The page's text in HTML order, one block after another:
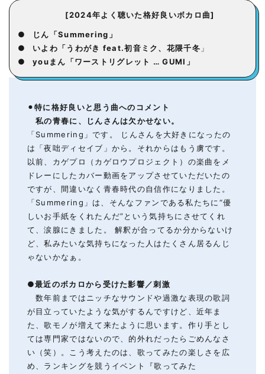
[2024年よく聴いた格好良いボカロ曲]
●
じん「Summering」
●
いよわ「うわがき feat.初音ミク、花隈千冬 」
●
youまん「ワーストリグレット … GUMI」
⚫︎特に格好良いと思う 曲へのコメント
私の青春に、じんさんは欠かせない。
「Summering」です。 じんさんを大好きになったの
は「夜咄ディセイブ」から。それからはもう虜です。
以前、カゲプロ（カゲロウプロジェクト）の楽曲をメ
ドレーにしたカバー動画をアップさせていただいたの
ですが、間違いなく青春時代の自信作になりました。
「Summering」は、そんなファンである私たちに“優
しいお手紙をくれたんだ”という気持ちにさせてくれ
て、涙腺にきました。 解釈が合ってるか分からないけ
ど、私みたいな気持ちになった人はたくさん居るんじ
ゃないかなぁ。
●最近のボカロから受けた影響／刺激
数年前まではニッチなサウンドや過激な表現の歌詞
が目立っていたような気がするんですけど、近年ま
た、歌モノが増えて来たように思います。作り手とし
ては専門家ではないので、的外れだったらごめんなさ
い（笑）。こう考えたのは、歌ってみたの楽しさを広
め、ランキングを競うイベント『歌ってみた